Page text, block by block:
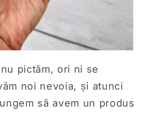
pictăm, ori ni se
noi nevoia, și atunci
să avem un produs